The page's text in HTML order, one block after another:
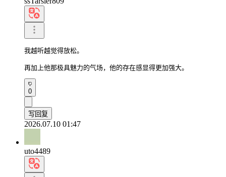
我越听越觉得放松。
再加上他那极具魅力的气场，他的存在感显得更加强大。
0
写回复
2026.07.10 01:47
uto4489